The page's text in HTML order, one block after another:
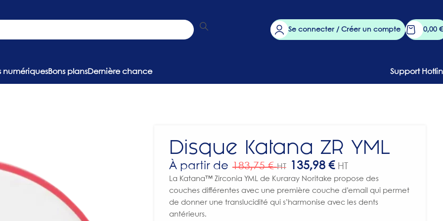
Se connecter / Créer un compte
0,00 €
numériquesBons plansDernière chance Support
Disque Katana ZR YML
À partir de 183,75€ HT 135,98 € HT
La Katana™ Zirconia YML de Kuraray Noritake propose des
couches différentes avec une première couche d’email qui permet
de donner une translucidité qui s’harmonise avec les dents
antérieurs.